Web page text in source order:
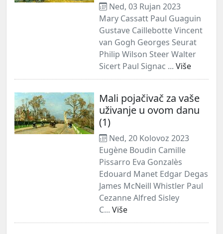
Ned, 03 Rujan 2023
Mary Cassatt Paul Guaguin
Gustave Caillebotte Vincent
van Gogh Georges Seurat
Philip Wilson Steer Walter
Sicert Paul Signac ... Više
Mali pojačivač za vaše
uživanje u ovom danu
(1)
Ned, 20 Kolovoz 2023
Eugène Boudin Camille
Pissarro Eva Gonzalès
Edouard Manet Edgar Degas
James McNeill Whistler Paul
Cezanne Alfred Sisley
C... Više